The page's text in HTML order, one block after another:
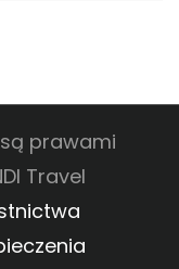
prawami
Travel